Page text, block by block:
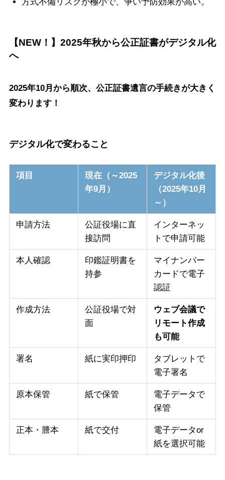
【NEW！】2025年秋から公正証書がデジタル化
へ
2025年10月から順次、公正証書遺言の手続きが大きく
変わります！
デジタル化で変わること
項目
現在（～2025
年9月）
デジタル化後
（2025年10月
～）
申請方法
公証役場に直
接訪問
インターネッ
トで申請可能
本人確認
印鑑証明書を
持参
マイナンバー
カードで電子
認証
作成方法
公証役場で対
面
ウェブ会議で
リモート作成
も可能
署名 紙に実印押印
タブレットで
電子署名
原本保管 紙で保管
電子データで
保管
正本・謄本 紙で交付
電子データor
紙を選択可能